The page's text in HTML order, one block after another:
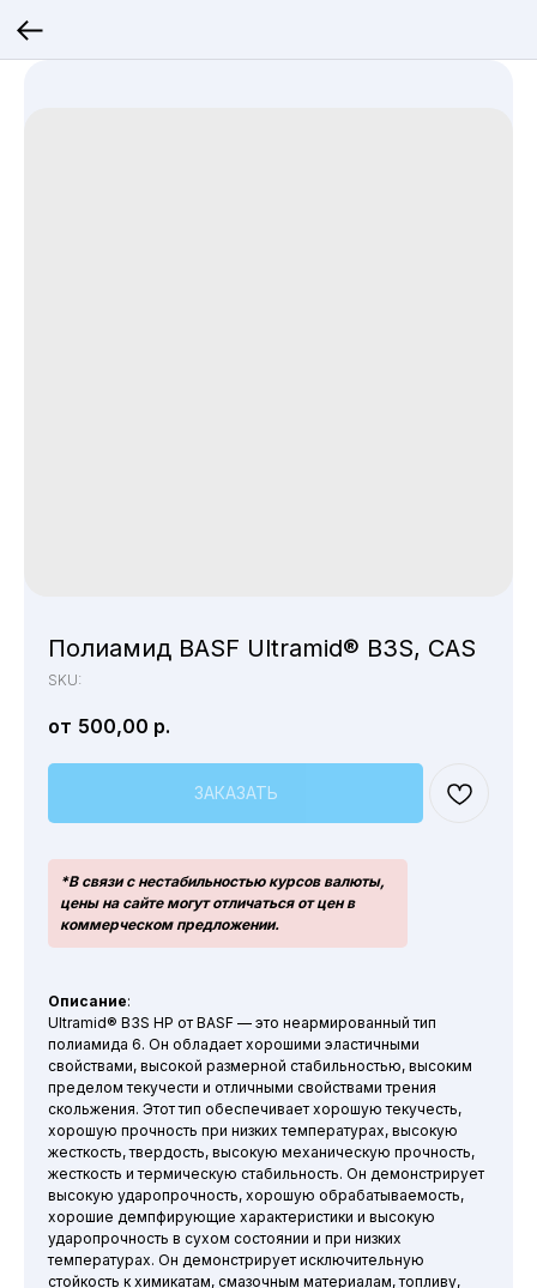
Полиамид BASF Ultramid® B3S, CAS
SKU:
500,00 р.
ЗАКАЗАТЬ
*В связи с нестабильностью курсов валюты,
цены на сайте могут отличаться от цен в
коммерческом предложении.
Описание:
Ultramid® B3S HP от BASF — это неармированный тип
полиамида 6. Он обладает хорошими эластичными
свойствами, высокой размерной стабильностью, высоким
пределом текучести и отличными свойствами трения
скольжения. Этот тип обеспечивает хорошую текучесть,
хорошую прочность при низких температурах, высокую
жесткость, твердость, высокую механическую прочность,
жесткость и термическую стабильность. Он демонстрирует
высокую ударопрочность, хорошую обрабатываемость,
хорошие демпфирующие характеристики и высокую
ударопрочность в сухом состоянии и при низких
температурах. Он демонстрирует исключительную
стойкость к химикатам, смазочным материалам, топливу,